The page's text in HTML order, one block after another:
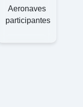
Aeronaves
participantes